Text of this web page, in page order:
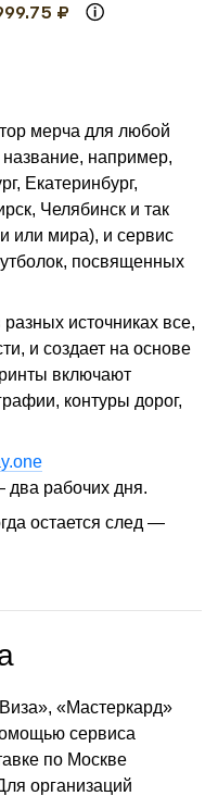
₽
мерча для любой
название, например,
Екатеринбург,
Челябинск и так
или мира), и сервис
посвященных
источниках все,
и создает на основе
включают
контуры дорог,
два рабочих дня.
остается след —
«Мастеркард»
сервиса
по Москве
организаций